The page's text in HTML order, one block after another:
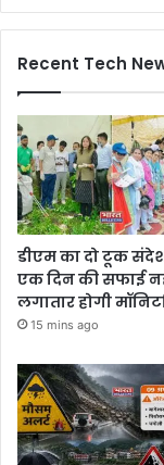
Recent Tech
डीएम का दो टूक
एक दिन की सफाई
लगातार होगी
15 mins ago